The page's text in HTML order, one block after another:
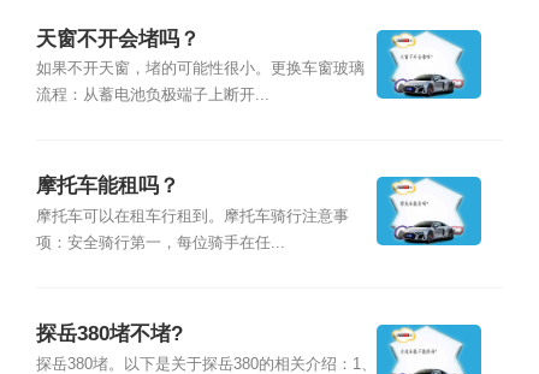
天窗不开会堵吗？
如果不开天窗，堵的可能性很小。更换车窗玻璃
流程：从蓄电池负极端子上断开...
摩托车能租吗？
摩托车可以在租车行租到。摩托车骑行注意事
项：安全骑行第一，每位骑手在任...
探岳380堵不堵?
探岳380堵。以下是关于探岳380的相关介绍：1、